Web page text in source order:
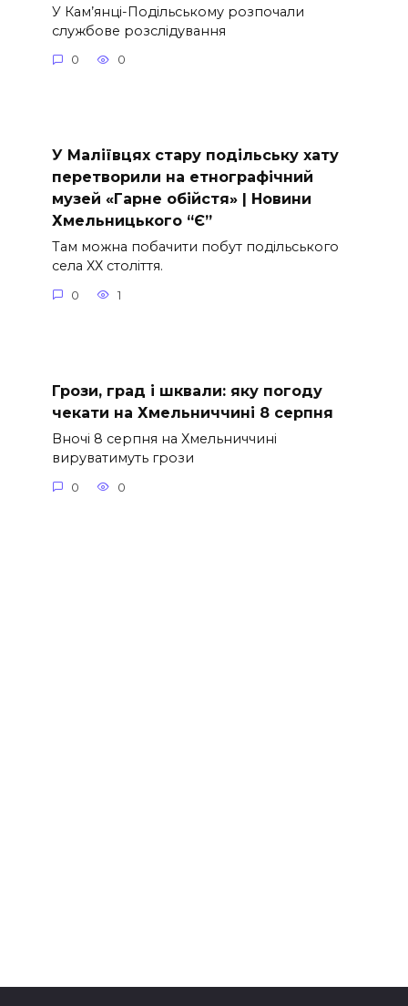
У Кам’янці-Подільському розпочали
службове розслідування
0 0
У Маліївцях стару подільську хату
перетворили на етнографічний
музей «Гарне обійстя» | Новини
Хмельницького “Є”
Там можна побачити побут подільського
села ХХ століття.
0 1
Грози, град і шквали: яку погоду
чекати на Хмельниччині 8 серпня
Вночі 8 серпня на Хмельниччині
вируватимуть грози
0 0